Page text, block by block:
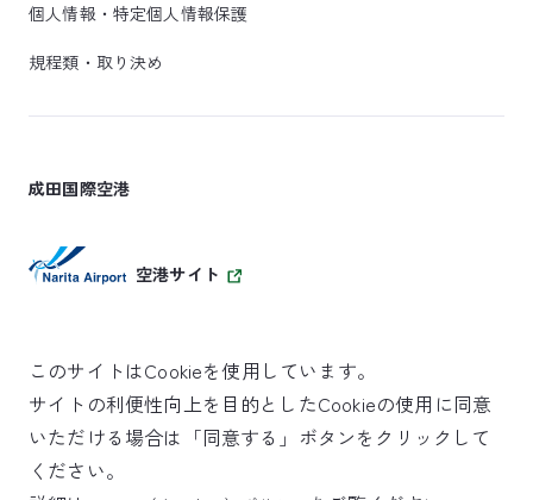
個人情報・特定個人情報保護
規程類・取り決め
成田国際空港
空港サイト
SKYTRAX
5スターエアポート
このサイトはCookieを使用しています。
サイトの利便性向上を目的としたCookieの使用に同意
いただける場合は「同意する」ボタンをクリックして
ください。